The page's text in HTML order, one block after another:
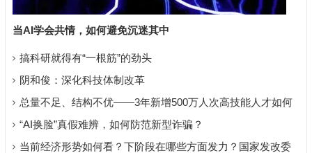
当AI学会共情，如何避免沉迷其中
搞科研就得有“一根筋”的劲头
阴和俊：深化科技体制改革
总量不足、结构不优——3年新增500万人次高技能人才如何
实现？
“AI换脸”真假难辨，如何防范新型诈骗？
当前经济形势如何看？下阶段在哪些方面发力？国家发改委